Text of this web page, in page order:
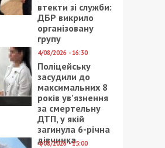
втекти зі служби:
ДБР викрило
організовану
групу
4/08/2026 - 16:30
Поліцейську
засудили до
максимальних 8
років ув’язнення
за смертельну
ДТП, у якій
загинула 6-річна
дівчинка
4/08/2026 - 15:00